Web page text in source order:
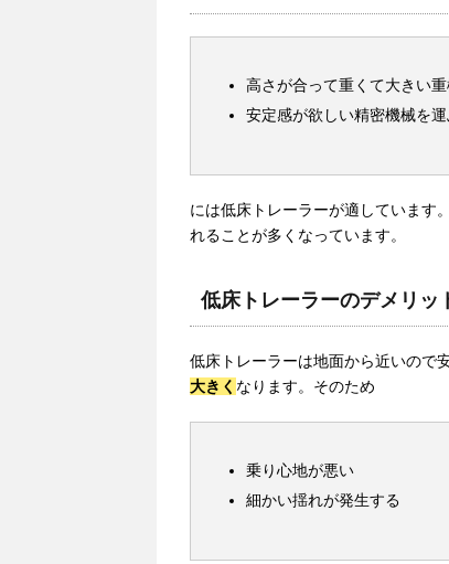
高さが合って重くて大きい
安定感が欲しい精密機械を運
には低床トレーラーが適しています
れることが多くなっています。
低床トレーラーのデメリッ
低床トレーラーは地面から近いので
大きく なります。そのため
乗り心地が悪い
細かい揺れが発生する